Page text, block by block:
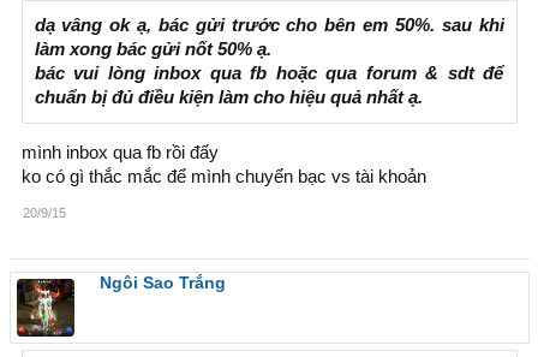
dạ vâng ok ạ, bác gửi trước cho bên em 50%. sau khi
làm xong bác gửi nốt 50% ạ.
bác vui lòng inbox qua fb hoặc qua forum & sdt để
chuẩn bị đủ điều kiện làm cho hiệu quả nhất ạ.
mình inbox qua fb rồi đấy
ko có gì thắc mắc để mình chuyển bạc vs tài khoản
20/9/15
Ngôi Sao Trắng